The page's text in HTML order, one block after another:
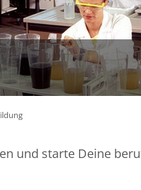
und starte Deine